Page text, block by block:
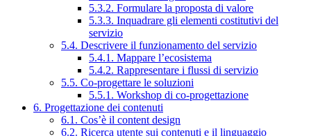
5.3.2. Formulare la proposta di valore
5.3.3. Inquadrare gli elementi costitutivi del
servizio
5.4. Descrivere il funzionamento del servizio
5.4.1. Mappare l’ecosistema
5.4.2. Rappresentare i flussi di servizio
5.5. Co-progettare le soluzioni
5.5.1. Workshop di co-progettazione
6. Progettazione dei contenuti
6.1. Cos’è il content design
6.2. Ricerca utente sui contenuti e il linguaggio